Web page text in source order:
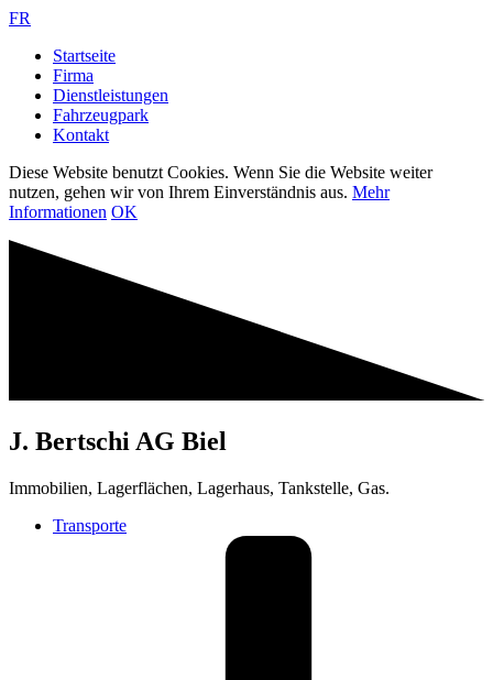
FR
Startseite
Firma
Dienstleistungen
Fahrzeugpark
Kontakt
Diese Website benutzt Cookies. Wenn Sie die Website weiter
nutzen, gehen wir von Ihrem Einverständnis aus. Mehr
Informationen OK
J. Bertschi AG Biel
Immobilien, Lagerflächen, Lagerhaus, Tankstelle, Gas.
Transporte